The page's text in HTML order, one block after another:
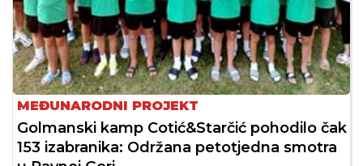
MEĐUNARODNI PROJEKT
Golmanski kamp Cotić&Starčić pohodilo čak
153 izabranika: Održana petotjedna smotra